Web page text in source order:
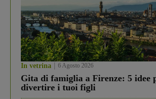
In vetrina 6 Agosto 2026
Gita di famiglia a Firenze: 5 idee
divertire i tuoi figli